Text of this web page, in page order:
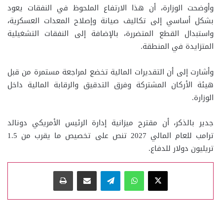
وأوضحت الوزارة، أن هذا الارتفاع الملحوظ في النفقات يعود
بشكل أساسي إلى تكاليف صيانة وإصلاح المعدات العسكرية،
واستبدال القطع المتضررة، بالإضافة إلى النفقات التشغيلية
المتزايدة في المنطقة.
وأشارت إلى أن التقديرات المالية تخضع لمراجعة مستمرة من قبل
هيئة الأركان المشتركة وفرق التدقيق والرقابة المالية داخل
الوزارة.
جدير بالذكر، أن مقترح ميزانية إدارة الرئيس الأمريكي دونالد
ترامب للعام المالي 2027 تنص على تخصيص ما يقرب من 1.5
تريليون دولار للدفاع.
‫X
واتسابتيلقراممشاركة عبر البريد طباعة